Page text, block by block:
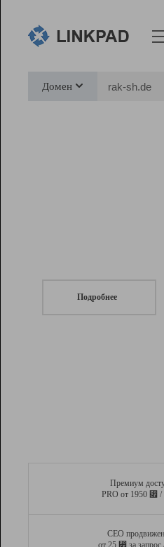
Домен
Подробнее
Премиум
PRO от 1950 ⃏ /
СЕО
от 25 ⃏ за запрос